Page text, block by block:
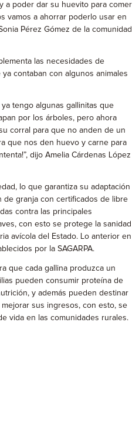
a poder dar su huevito para comer
vamos a ahorrar poderlo usar en
Pérez Gómez de la comunidad
las necesidades de
contaban con algunos animales
tengo algunas gallinitas que
por los árboles, pero ahora
corral para que no anden de un
que nos den huevo y carne para
dijo Amelia Cárdenas López
lo que garantiza su adaptación
granja con certificados de libre
contra las principales
con esto se protege la sanidad
avícola del Estado. Lo anterior en
por la SAGARPA.
que cada gallina produzca un
pueden consumir proteína de
y además pueden destinar
sus ingresos, con esto, se
vida en las comunidades rurales.